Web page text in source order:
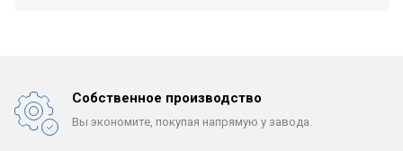
Собственное производство
Вы экономите, покупая напрямую у завода.